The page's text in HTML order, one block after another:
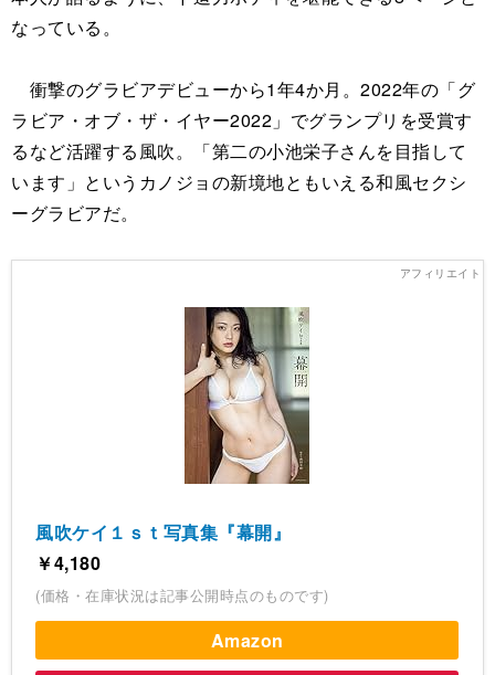
なっている。
衝撃のグラビアデビューから1年4か月。2022年の「グ
ラビア・オブ・ザ・イヤー2022」でグランプリを受賞す
るなど活躍する風吹。「第二の小池栄子さんを目指して
います」というカノジョの新境地ともいえる和風セクシ
ーグラビアだ。
風吹ケイ１ｓｔ写真集『幕開』
￥4,180
(価格・在庫状況は記事公開時点のものです)
Amazon